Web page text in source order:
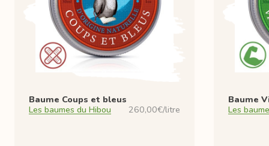
Baume Coups et bleus
Les baumes du Hibou
260,00€/litre
Baume
Les